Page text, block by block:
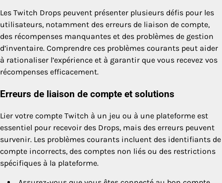
Les Twitch Drops peuvent présenter plusieurs défis pour les
utilisateurs, notamment des erreurs de liaison de compte,
des récompenses manquantes et des problèmes de gestion
d’inventaire. Comprendre ces problèmes courants peut aider
à rationaliser l’expérience et à garantir que vous recevez vos
récompenses efficacement.
Erreurs de liaison de compte et solutions
Lier votre compte Twitch à un jeu ou à une plateforme est
essentiel pour recevoir des Drops, mais des erreurs peuvent
survenir. Les problèmes courants incluent des identifiants de
compte incorrects, des comptes non liés ou des restrictions
spécifiques à la plateforme.